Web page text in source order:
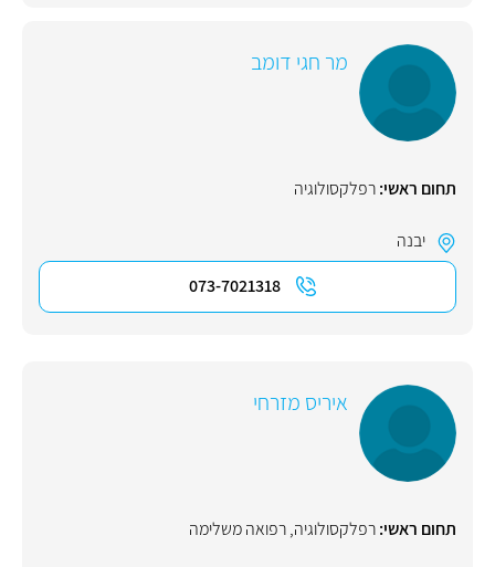
מר חגי דומב
תחום ראשי:רפלקסולוגיה
יבנה
073-7021318
איריס מזרחי
תחום ראשי:רפלקסולוגיה,רפואה משלימה